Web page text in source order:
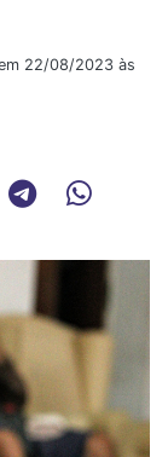
22/08/2023 às